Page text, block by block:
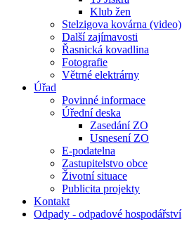
Klub žen
Stelzigova kovárna (video)
Další zajímavosti
Řasnická kovadlina
Fotografie
Větrné elektrárny
Úřad
Povinné informace
Úřední deska
Zasedání ZO
Usnesení ZO
E-podatelna
Zastupitelstvo obce
Životní situace
Publicita projekty
Kontakt
Odpady - odpadové hospodářství